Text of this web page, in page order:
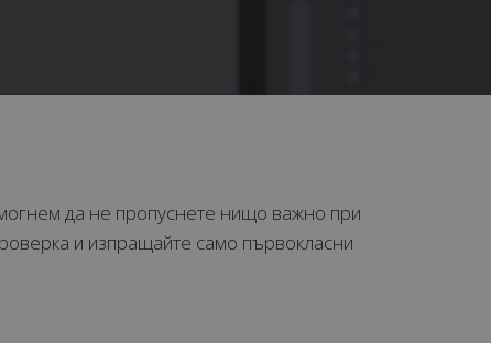
да не пропуснете нищо важно при
и изпращайте само първокласни